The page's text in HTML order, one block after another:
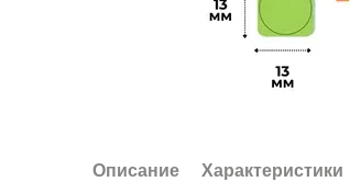
Описание Характеристики